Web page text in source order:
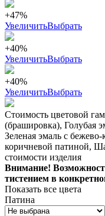
+47%
УвеличитьВыбрать
+40%
УвеличитьВыбрать
+40%
УвеличитьВыбрать
Стоимость цветовой
(брашировка), Голубая
Зеленая эмаль с
коричневой патиной,
стоимости изделия
Внимание!
тистением в
Показать все цвета
Патина